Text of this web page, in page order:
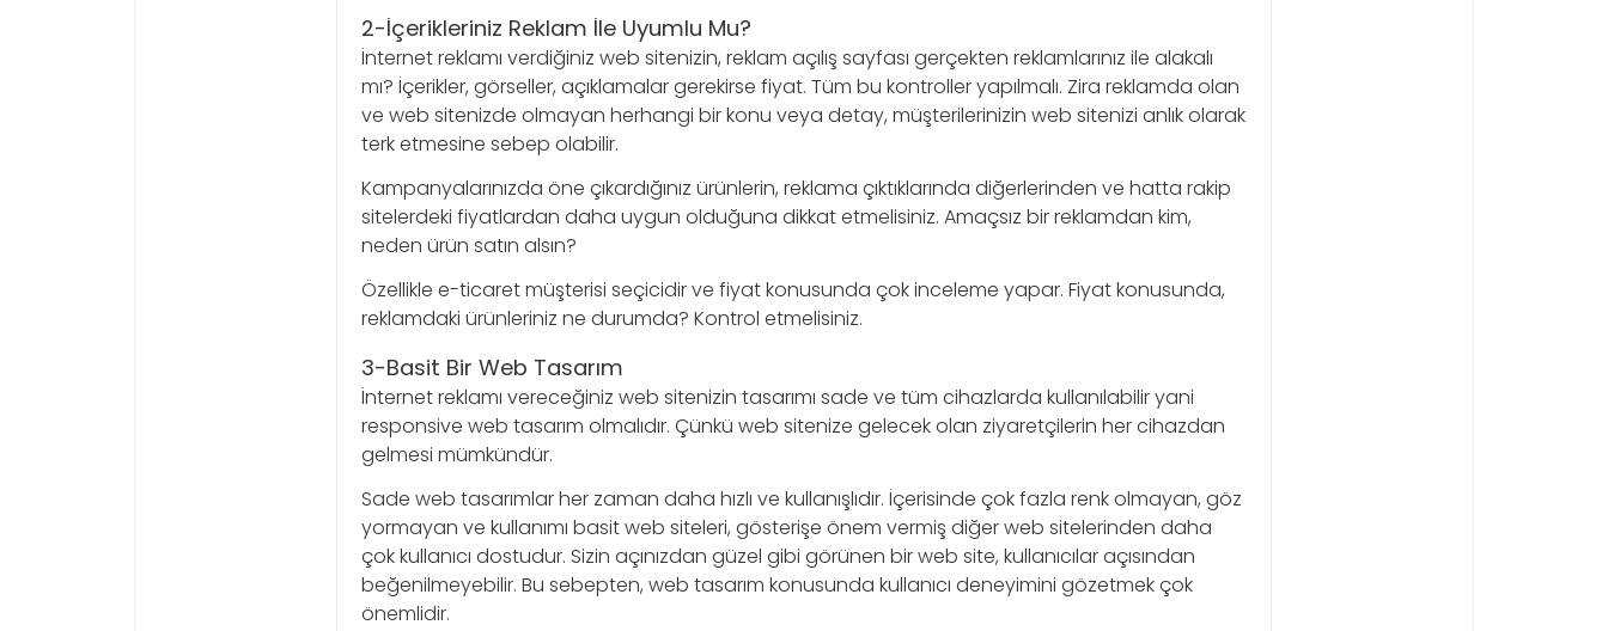
2-İçerikleriniz Reklam İle Uyumlu Mu?
İnternet reklamı verdiğiniz web sitenizin, reklam açılış sayfası gerçekten reklamlarınız ile alakalı
mı? İçerikler, görseller, açıklamalar gerekirse fiyat. Tüm bu kontroller yapılmalı. Zira reklamda olan
ve web sitenizde olmayan herhangi bir konu veya detay, müşterilerinizin web sitenizi anlık olarak
terk etmesine sebep olabilir.
Kampanyalarınızda öne çıkardığınız ürünlerin, reklama çıktıklarında diğerlerinden ve hatta rakip
sitelerdeki fiyatlardan daha uygun olduğuna dikkat etmelisiniz. Amaçsız bir reklamdan kim,
neden ürün satın alsın?
Özellikle e-ticaret müşterisi seçicidir ve fiyat konusunda çok inceleme yapar. Fiyat konusunda,
reklamdaki ürünleriniz ne durumda? Kontrol etmelisiniz.
3-Basit Bir Web Tasarım
İnternet reklamı vereceğiniz web sitenizin tasarımı sade ve tüm cihazlarda kullanılabilir yani
responsive web tasarım olmalıdır. Çünkü web sitenize gelecek olan ziyaretçilerin her cihazdan
gelmesi mümkündür.
Sade web tasarımlar her zaman daha hızlı ve kullanışlıdır. İçerisinde çok fazla renk olmayan, göz
yormayan ve kullanımı basit web siteleri, gösterişe önem vermiş diğer web sitelerinden daha
çok kullanıcı dostudur. Sizin açınızdan güzel gibi görünen bir web site, kullanıcılar açısından
beğenilmeyebilir. Bu sebepten, web tasarım konusunda kullanıcı deneyimini gözetmek çok
önemlidir.